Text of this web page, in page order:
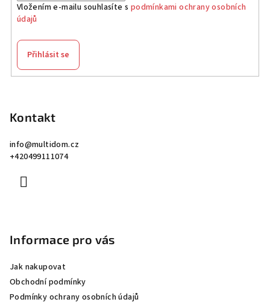
Vložením e-mailu souhlasíte s podmínkami ochrany osobních
údajů
Přihlásit se
Kontakt
info@multidom.cz
+420499111074
Informace pro vás
Jak nakupovat
Obchodní podmínky
Podmínky ochrany osobních údajů